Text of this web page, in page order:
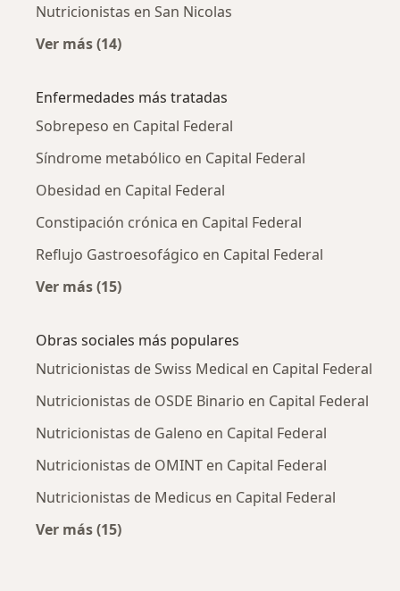
Nutricionistas en San Nicolas
Ver más (14)
Enfermedades más tratadas
Sobrepeso en Capital Federal
Síndrome metabólico en Capital Federal
Obesidad en Capital Federal
Constipación crónica en Capital Federal
Reflujo Gastroesofágico en Capital Federal
Ver más (15)
Obras sociales más populares
Nutricionistas de Swiss Medical en Capital Federal
Nutricionistas de OSDE Binario en Capital Federal
Nutricionistas de Galeno en Capital Federal
Nutricionistas de OMINT en Capital Federal
Nutricionistas de Medicus en Capital Federal
Ver más (15)